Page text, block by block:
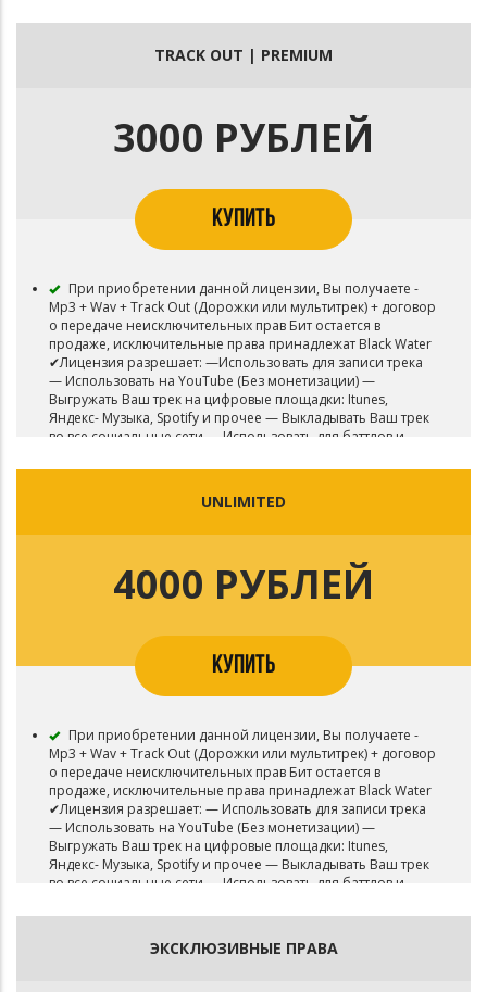
и прочее • Загружать Ваш трек в YouTube и Тик - Ток •
Синхронизировать инструментал с видео • Размещать на
ТВ, Радио ротацииTRACK OUT | PREMIUM
3000 РУБЛЕЙ
КУПИТЬ
При приобретении данной лицензии, Вы получаете -
Mp3 + Wav + Track Out (Дорожки или мультитрек) + договор
о передаче неисключительных прав Бит остается в
продаже, исключительные права принадлежат Black Water
✔Лицензия разрешает: —Использовать для записи трека
— Использовать на YouTube (Без монетизации) —
Выгружать Ваш трек на цифровые площадки: Itunes,
Яндекс- Музыка, Spotify и прочее — Выкладывать Ваш трек
во все социальные сети — Использовать для баттлов и
Выгружать Ваш трек в VK Музыка (BOOM) • Использовать
на платформе YouTube Content ID и Tik-Tok • Радио
UNLIMITED
4000 РУБЛЕЙ
КУПИТЬ
При приобретении данной лицензии, Вы получаете -
Mp3 + Wav + Track Out (Дорожки или мультитрек) + договор
о передаче неисключительных прав Бит остается в
продаже, исключительные права принадлежат Black Water
✔Лицензия разрешает: — Использовать для записи трека
— Использовать на YouTube (Без монетизации) —
Выгружать Ваш трек на цифровые площадки: Itunes,
Яндекс- Музыка, Spotify и прочее — Выкладывать Ваш трек
во все социальные сети — Использовать для баттлов и
(BOOM) ✖ Лицензия НЕ разрешает: • Использовать для ТВ,
платформе YouTube Content ID и Tik-Tok
ЭКСКЛЮЗИВНЫЕ ПРАВА